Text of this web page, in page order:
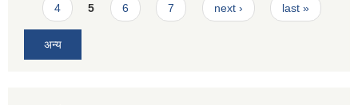
4 5 6 7 next › last »
अन्य